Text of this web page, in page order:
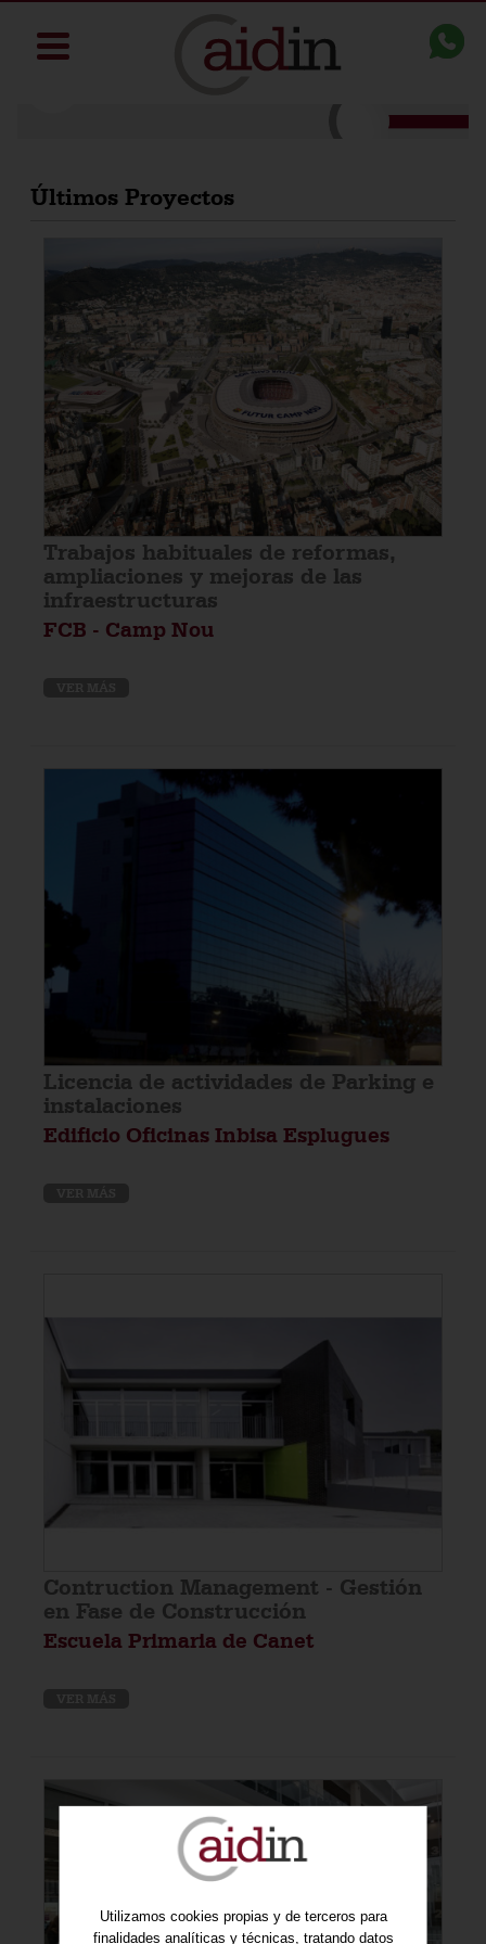
Últimos Proyectos
Trabajos habituales de reformas,
ampliaciones y mejoras de las
infraestructuras
FCB - Camp Nou
Licencia de actividades de Parking e
instalaciones
Edificio Oficinas Inbisa Esplugues
Contruction Management - Gestión
en Fase de Construcción
Escuela Primaria de Canet
Utilizamos cookies propias y de terceros para
finalidades analíticas y técnicas, tratando datos